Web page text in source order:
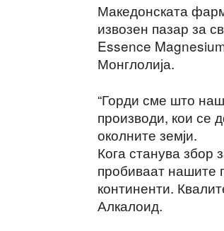
Македонската
извозен пазар за
Essence
Монглолија.
“Горди сме што
производи, кои се
околните земји.
Кога станува збор
пробиваат нашите
континенти.
Алкалоид.